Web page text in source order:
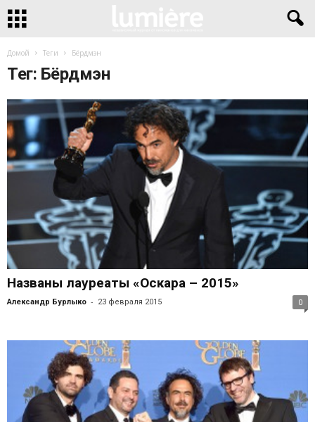
Домой Теги Бёрдмэн
Тег: Бёрдмэн
Названы лауреаты «Оскара – 2015»
Александр Бурлыко - 23 февраля 2015 0